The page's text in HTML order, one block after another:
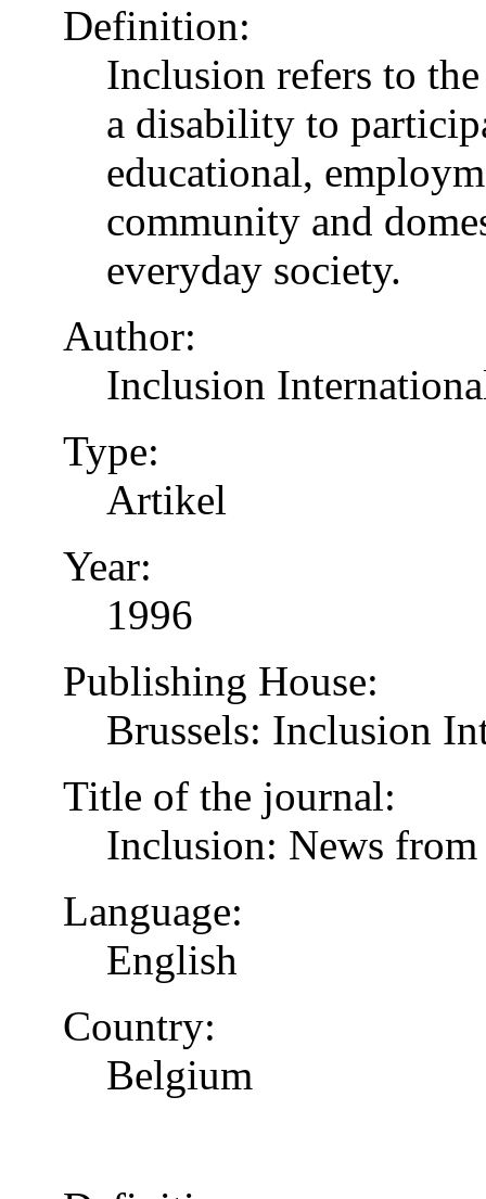
Definition:
Inclusion refers to
a disability to
educational,
community and
everyday society.
Author:
Inclusion
Type:
Artikel
Year:
1996
Publishing House:
Brussels: Inclusion
Title of the journal:
Inclusion: News
Language:
English
Country:
Belgium